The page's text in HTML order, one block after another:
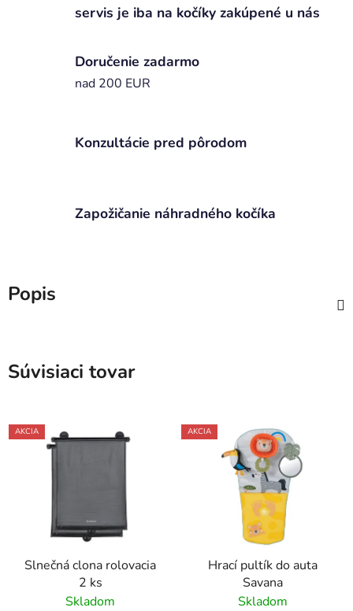
servis je iba na kočíky zakúpené u nás
Doručenie zadarmo
nad 200 EUR
Konzultácie pred pôrodom
Zapožičanie náhradného kočíka
Popis
Súvisiaci tovar
AKCIA
Slnečná clona rolovacia
2 ks
Skladom
AKCIA
Hrací pultík do auta
Savana
Skladom